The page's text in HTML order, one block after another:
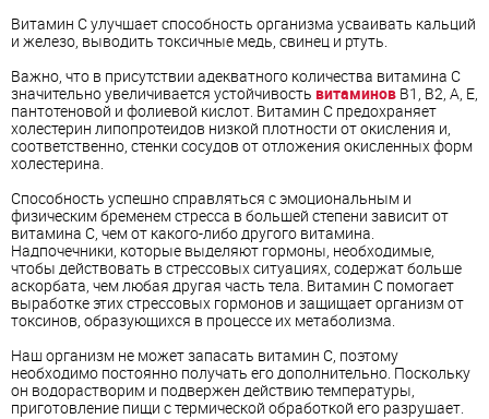
Витамин С улучшает способность организма усваивать кальций
и железо, выводить токсичные медь, свинец и ртуть.
Важно, что в присутствии адекватного количества витамина С
значительно увеличивается устойчивость витаминов В1, В2, A, E,
пантотеновой и фолиевой кислот. Витамин С предохраняет
холестерин липопротеидов низкой плотности от окисления и,
соответственно, стенки сосудов от отложения окисленных форм
холестерина.
Способность успешно справляться с эмоциональным и
физическим бременем стресса в большей степени зависит от
витамина С, чем от какого-либо другого витамина.
Надпочечники, которые выделяют гормоны, необходимые,
чтобы действовать в стрессовых ситуациях, содержат больше
аскорбата, чем любая другая часть тела. Витамин С помогает
выработке этих стрессовых гормонов и защищает организм от
токсинов, образующихся в процессе их метаболизма.
Наш организм не может запасать витамин С, поэтому
необходимо постоянно получать его дополнительно. Поскольку
он водорастворим и подвержен действию температуры,
приготовление пищи с термической обработкой его разрушает.